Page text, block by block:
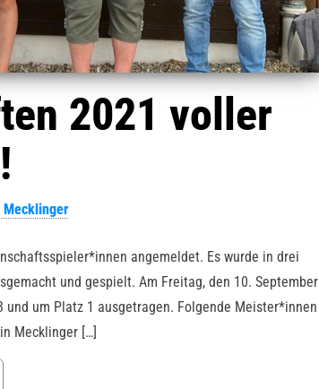
2021 voller
Mecklinger
angemeldet. Es wurde in drei
und gespielt. Am Freitag, den 10. September
und um Platz 1 ausgetragen. Folgende Meister*innen
Mecklinger […]